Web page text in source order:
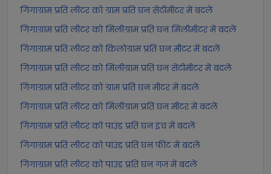
गिगाग्राम प्रति लीटर को ग्राम प्रति घन सेंटीमीटर में बदलें
गिगाग्राम प्रति लीटर को मिलीग्राम प्रति घन मिलीमीटर में बदलें
गिगाग्राम प्रति लीटर को किलोग्राम प्रति घन मीटर में बदलें
गिगाग्राम प्रति लीटर को मिलीग्राम प्रति घन सेंटीमीटर में बदलें
गिगाग्राम प्रति लीटर को ग्राम प्रति घन मीटर में बदलें
गिगाग्राम प्रति लीटर को मिलीग्राम प्रति घन मीटर में बदलें
गिगाग्राम प्रति लीटर को पाउंड प्रति घन इंच में बदलें
गिगाग्राम प्रति लीटर को पाउंड प्रति घन फीट में बदलें
गिगाग्राम प्रति लीटर को पाउंड प्रति घन गज में बदलें